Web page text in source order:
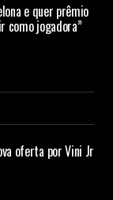
e quer prêmio
como jogadora”
oferta por Vini Jr